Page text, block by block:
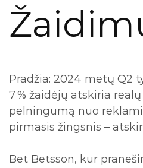
Pradžia: 2024 metų Q2
7 % žaidėjų atskiria realų
pelningumą nuo
pirmasis žingsnis –
Bet Betsson, kur